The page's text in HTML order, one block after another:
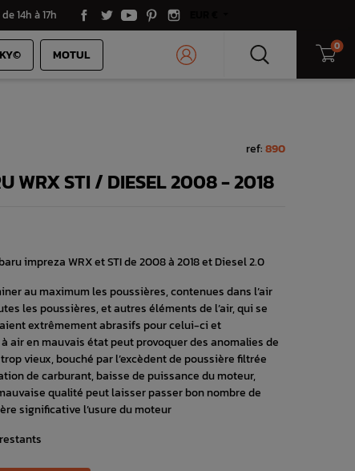
14h à 17h
MOTUL 0
ref:890
WRX STI / DIESEL 2008 - 2018
impreza WRX et STI de 2008 à 2018 et Diesel 2.0
au maximum les poussières, contenues dans l’air
les poussières, et autres éléments de l’air, qui se
extrêmement abrasifs pour celui-ci et
air en mauvais état peut provoquer des anomalies de
vieux, bouché par l’excèdent de poussière filtrée
de carburant, baisse de puissance du moteur,
qualité peut laisser passer bon nombre de
significative l’usure du moteur